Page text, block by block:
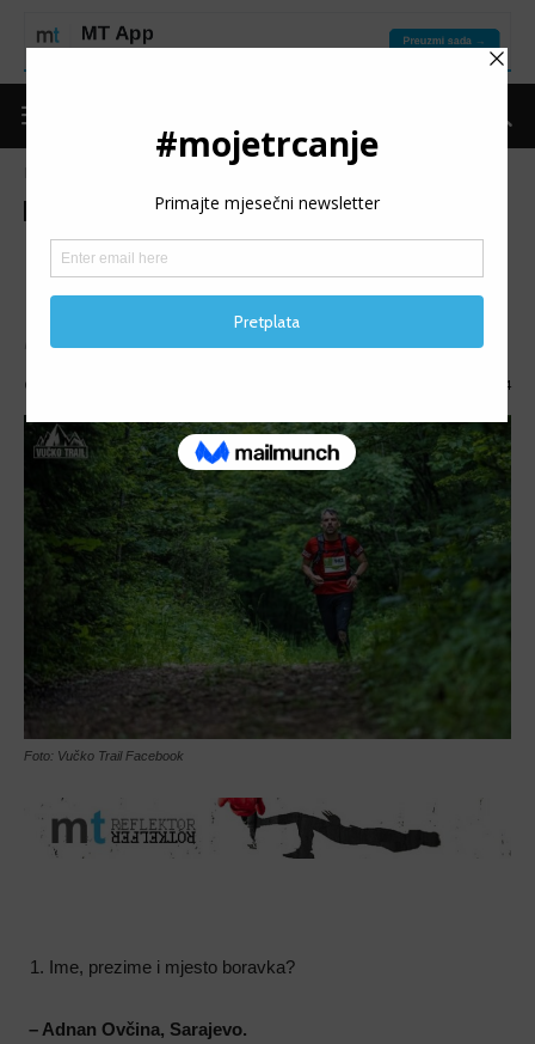
Izdvojeno MT reflektor
MT REFLEKTOR: Adnan
Ovčina
MT REFLEKTOR (139): Predstavljamo Adnana Ovčinu.
Objavio 664
Foto: Vučko Trail Facebook
Ime, prezime i mjesto boravka?
– Adnan Ovčina, Sarajevo.